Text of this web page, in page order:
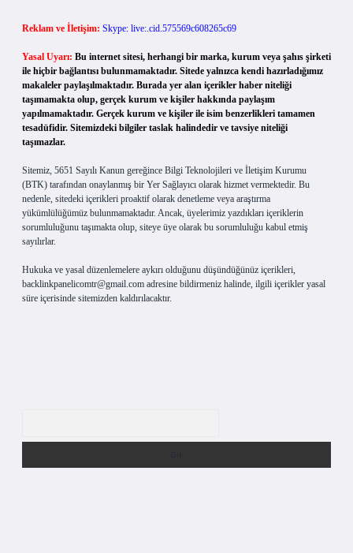
Reklam ve İletişim: Skype: live:.cid.575569c608265c69
Yasal Uyarı: Bu internet sitesi, herhangi bir marka, kurum veya şahıs şirketi
ile hiçbir bağlantısı bulunmamaktadır. Sitede yalnızca kendi hazırladığımız
makaleler paylaşılmaktadır. Burada yer alan içerikler haber niteliği
taşımamakta olup, gerçek kurum ve kişiler hakkında paylaşım
yapılmamaktadır. Gerçek kurum ve kişiler ile isim benzerlikleri tamamen
tesadüfidir. Sitemizdeki bilgiler taslak halindedir ve tavsiye niteliği
taşımazlar.
Sitemiz, 5651 Sayılı Kanun gereğince Bilgi Teknolojileri ve İletişim Kurumu
(BTK) tarafından onaylanmış bir Yer Sağlayıcı olarak hizmet vermektedir. Bu
nedenle, sitedeki içerikleri proaktif olarak denetleme veya araştırma
yükümlülüğümüz bulunmamaktadır. Ancak, üyelerimiz yazdıkları içeriklerin
sorumluluğunu taşımakta olup, siteye üye olarak bu sorumluluğu kabul etmiş
sayılırlar.
Hukuka ve yasal düzenlemelere aykırı olduğunu düşündüğünüz içerikleri,
backlinkpanelicomtr@gmail.com adresine bildirmeniz halinde, ilgili içerikler yasal
süre içerisinde sitemizden kaldırılacaktır.